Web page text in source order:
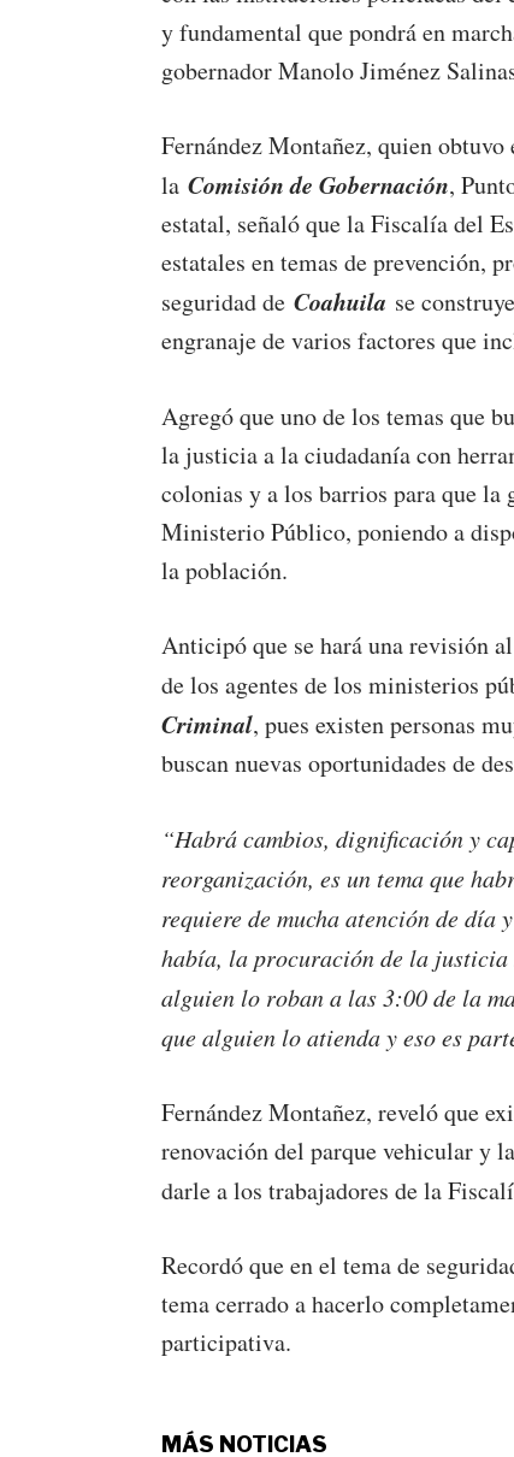
y fundamental que pondrá en
gobernador Manolo Jiménez
Fernández Montañez, quien
la Comisión de Gobernación,
estatal, señaló que la Fiscalía del
estatales en temas de prevención,
seguridad deCoahuila se
engranaje de varios factores que
Agregó que uno de los temas que
la justicia a la ciudadanía con
colonias y a los barrios para que la
Ministerio Público, poniendo a
la población.
Anticipó que se hará una revisión
de los agentes de los ministerios
Criminal, pues existen personas
buscan nuevas oportunidades de
“Habrá cambios, dignificación y
reorganización, es un tema que
requiere de mucha atención de día
había, la procuración de la justicia
alguien lo roban a las 3:00 de la
que alguien lo atienda y eso es
Fernández Montañez, reveló que
renovación del parque vehicular y
darle a los trabajadores de la
Recordó que en el tema de
tema cerrado a hacerlo
participativa.
MÁS NOTICIAS